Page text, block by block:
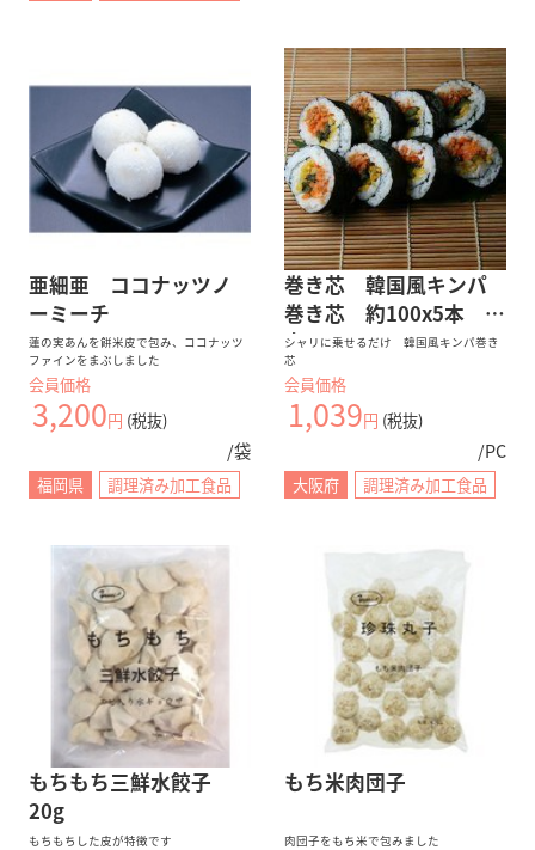
亜細亜 ココナッツノ
ーミーチ
蓮の実あんを餅米皮で包み、ココナッツ
ファインをまぶしました
会員価格
3,200円 (税抜)
/袋
福岡県 調理済み加工食品
巻き芯 韓国風キンパ
巻き芯 約100x5本 巻
寿司
シャリに乗せるだけ 韓国風キンパ巻き
芯
会員価格
1,039円 (税抜)
/PC
大阪府 調理済み加工食品
もちもち三鮮水餃子
20g
もちもちした皮が特徴です
もち米肉団子
肉団子をもち米で包みました